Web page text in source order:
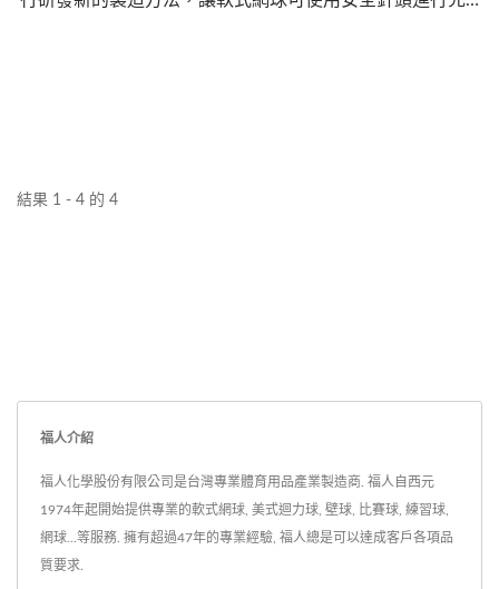
結果 1 - 4 的 4
福人介紹
福人化學股份有限公司是台灣專業體育用品產業製造商. 福人自西元
1974年起開始提供專業的軟式網球, 美式迴力球, 壁球, 比賽球, 練習球,
網球...等服務. 擁有超過47年的專業經驗, 福人總是可以達成客戶各項品
質要求.